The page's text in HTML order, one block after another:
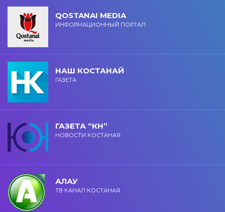
QOSTANAI MEDIA
ИНФОРМАЦИОННЫЙ ПОРТАЛ
НАШ КОСТАНАЙ
ГАЗЕТА
ГАЗЕТА “КН”
НОВОСТИ КОСТАНАЯ
АЛАУ
ТВ КАНАЛ КОСТАНАЯ